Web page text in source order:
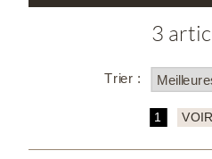
3
Trier :
1